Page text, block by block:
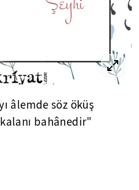
âlemde söz öküş
bahânedir"